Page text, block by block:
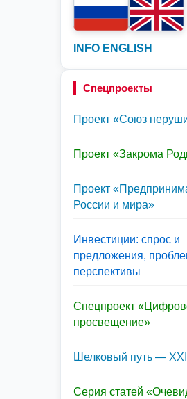
INFO ENGLISH
Спецпроекты
Проект «Союз
Проект «Закрома
Проект
России и мира»
Инвестиции: спрос и
предложения,
перспективы
Спецпроект
просвещение»
Шелковый путь —
Серия статей